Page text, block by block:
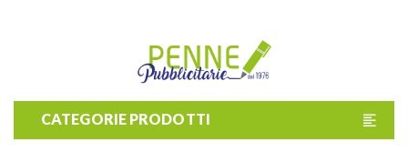
CATEGORIE PRODOTTI